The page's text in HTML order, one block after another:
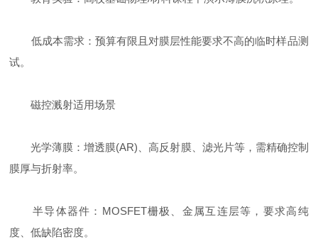
低成本需求：预算有限且对膜层性能要求不高的临时样品测
试。
磁控溅射适用场景
光学薄膜：增透膜(AR)、高反射膜、滤光片等，需精确控制
膜厚与折射率。
半导体器件：MOSFET栅极、金属互连层等，要求高纯
度、低缺陷密度。